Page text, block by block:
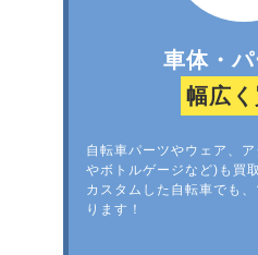
車体・
幅広く
自転車パーツやウェア、
やボトルゲージなど)も買
カスタムした自転車でも
ります！